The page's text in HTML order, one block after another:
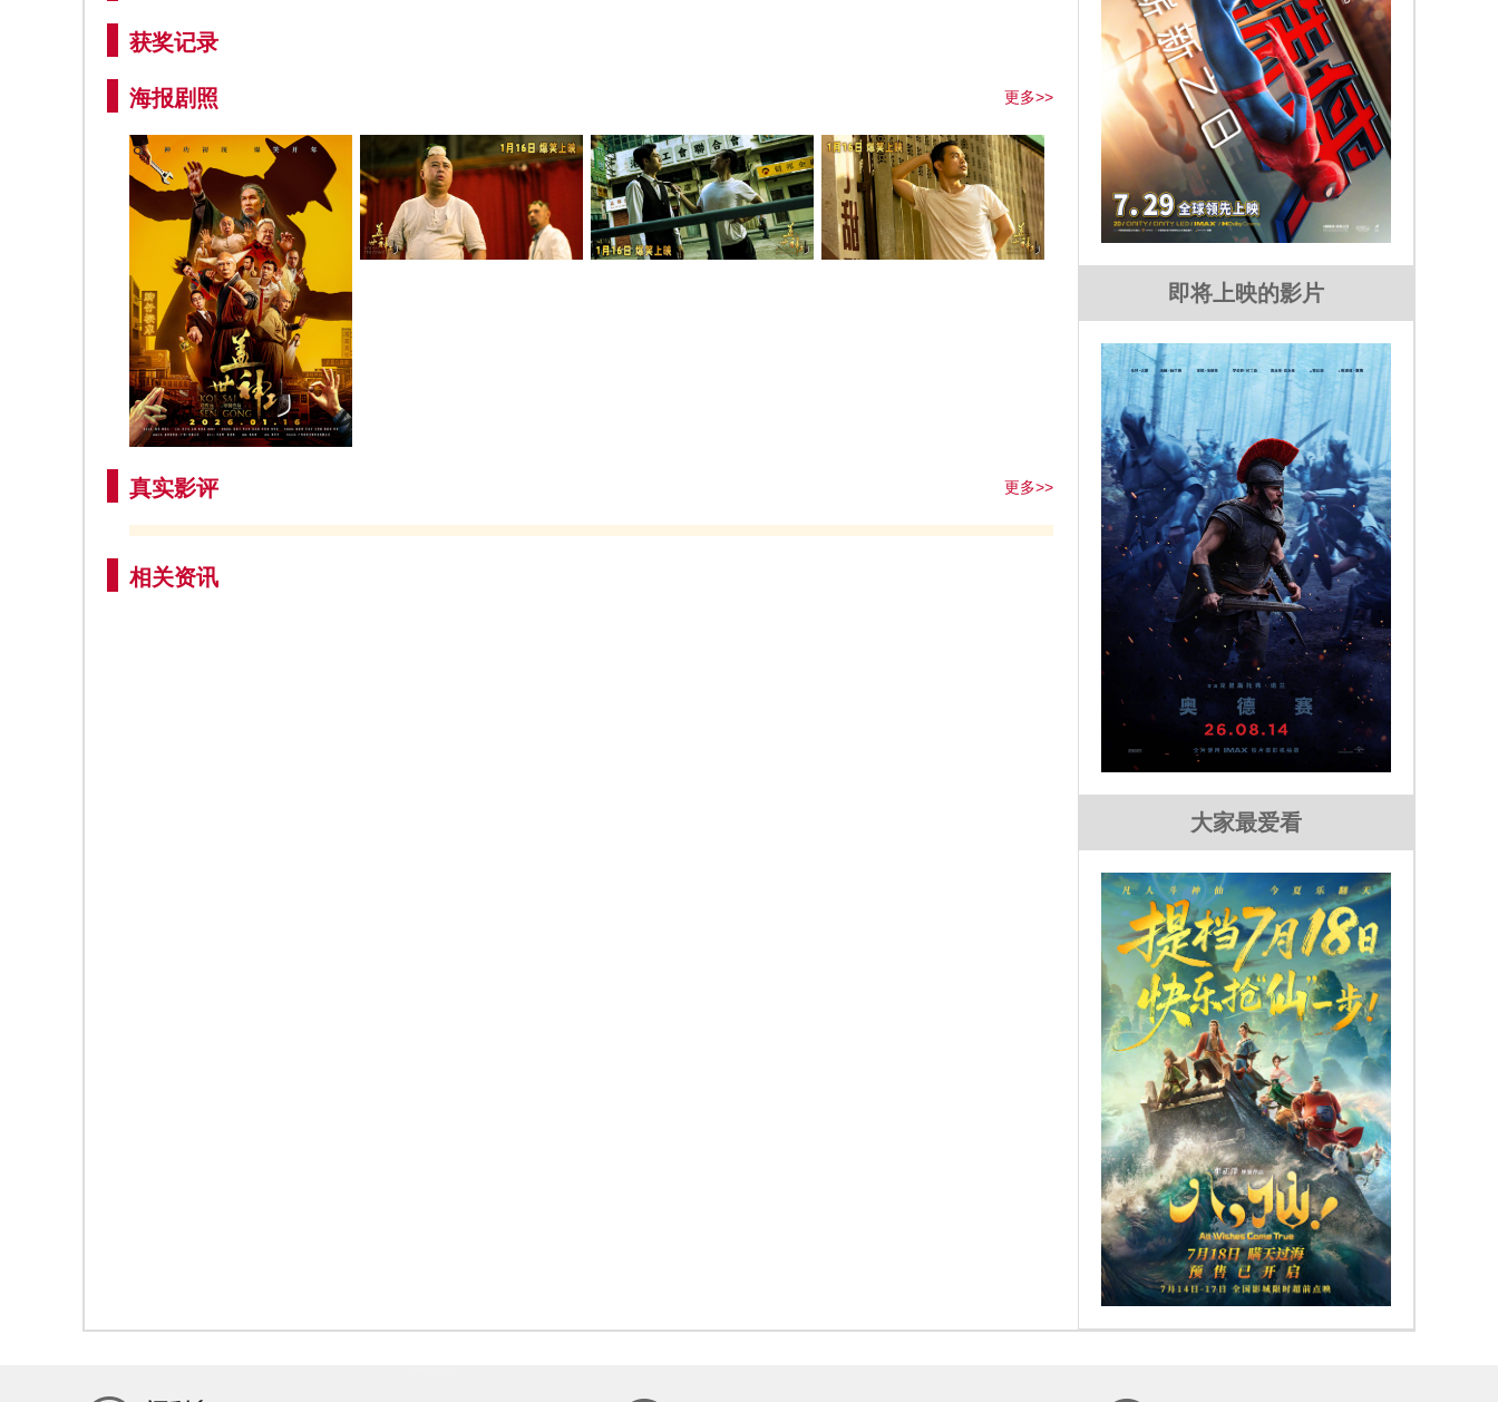
获奖记录
海报剧照 更多>>
真实影评 更多>>
相关资讯
即将上映的影片
大家最爱看